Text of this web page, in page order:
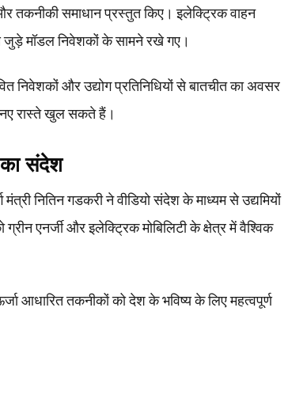
तकनीकी समाधान प्रस्तुत किए। इलेक्ट्रिक वाहन
जुड़े मॉडल निवेशकों के सामने रखे गए।
निवेशकों और उद्योग प्रतिनिधियों से बातचीत का अवसर
नए रास्ते खुल सकते हैं।
का संदेश
नितिन गडकरी ने वीडियो संदेश के माध्यम से उद्यमियों
ग्रीन एनर्जी और इलेक्ट्रिक मोबिलिटी के क्षेत्र में वैश्विक
आधारित तकनीकों को देश के भविष्य के लिए महत्वपूर्ण